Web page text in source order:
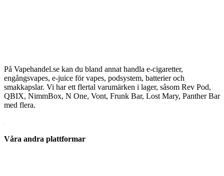
På Vapehandel.se kan du bland annat handla e-cigaretter,
engångsvapes, e-juice för vapes, podsystem, batterier och
smakkapslar. Vi har ett flertal varumärken i lager, såsom Rev Pod,
QBIX, NimmBox, N One, Vont, Frunk Bar, Lost Mary, Panther Bar
med flera.
Våra andra plattformar